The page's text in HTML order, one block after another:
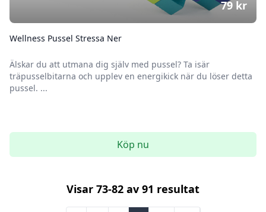
Wellness Pussel Stressa Ner
Älskar du att utmana dig själv med pussel? Ta isär
träpusselbitarna och upplev en energikick när du löser detta
pussel. ...
79 kr
Köp nu
Visar 73-82 av 91 resultat